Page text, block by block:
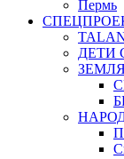
Пермь
ДЕТИ